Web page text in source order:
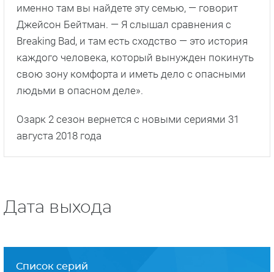
именно там вы найдете эту семью, — говорит
Джейсон Бейтман. — Я слышал сравнения с
Breaking Bad, и там есть сходство — это история
каждого человека, который вынужден покинуть
свою зону комфорта и иметь дело с опасными
людьми в опасном деле».
Озарк 2 сезон вернется с новыми сериями 31
августа 2018 года
Дата выхода
Список серий